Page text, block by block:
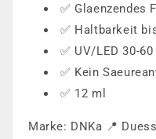
✅ Glaenzendes
✅ Haltbarkeit
✅ UV/LED 30-60
✅ Kein
✅ 12 ml
Marke: DNKa 📍